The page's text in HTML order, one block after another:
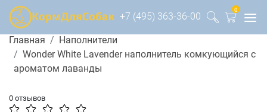
+7 (495) 363-36-00
0
Главная
Наполнители
Wonder White Lavender наполнитель комкующийся c
ароматом лаванды
0 отзывов